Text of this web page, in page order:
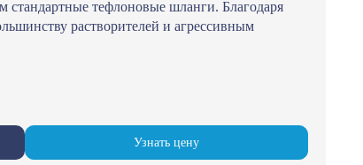
стандартные тефлоновые шланги. Благодаря
растворителей и агрессивным
Узнать цену